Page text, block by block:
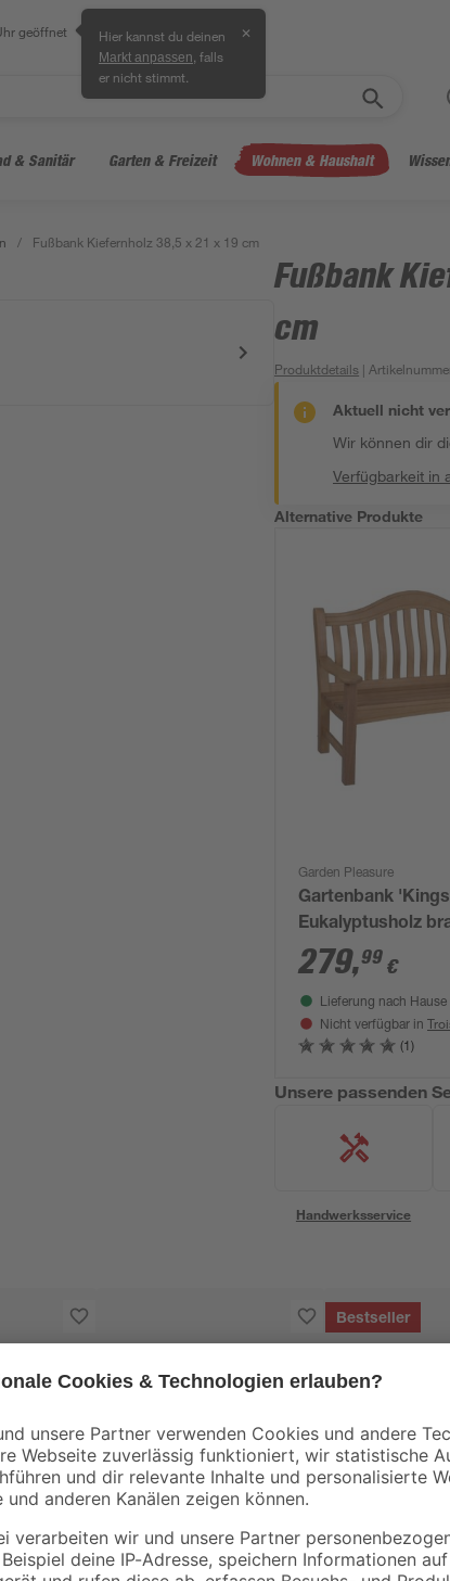
geöffnet Hier kannst du deinen
Markt anpassen , falls
er nicht stimmt.
✕
& Sanitär Garten & Freizeit Wohnen & Haushalt
/ Fußbank Kiefernholz 38,5 x 21 x 19 cm
Fußbank
cm
Produktdetails |
Aktuell nicht
Wir können dir
Verfügbarkeit in
Alternative Produkte
Garden Pleasure
Gartenbank
Eukalyptusholz
131 cm
279,99 €
Lieferung nach Hause
Nicht verfügbar in
(1)
Unsere passenden
Handwerksservice
Selit
Dichtband 'Selitstop'
Bestseller
toom
Clips für